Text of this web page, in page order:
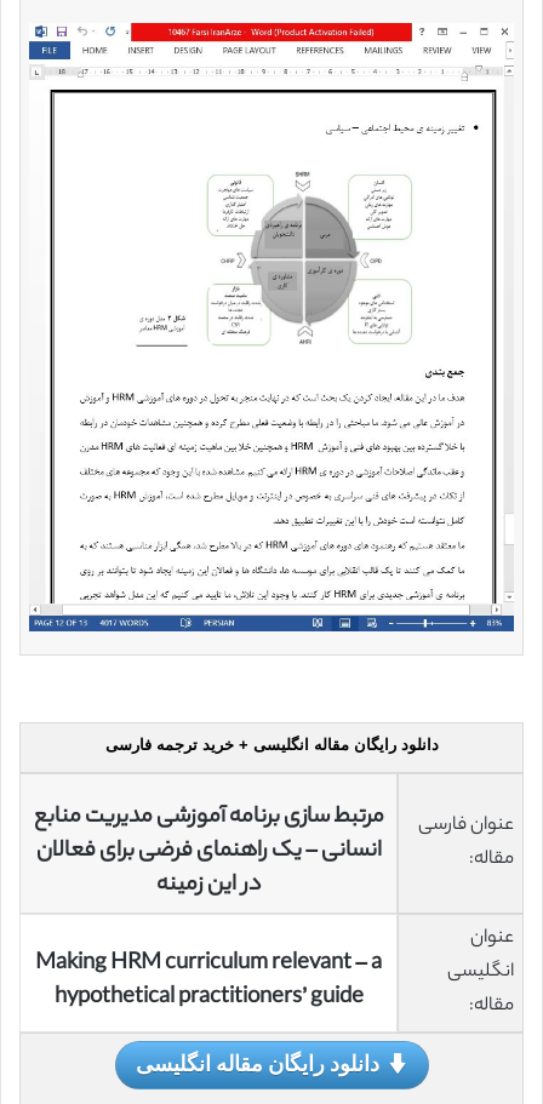
دانلود رایگان مقاله انگلیسی + خرید ترجمه فارسی
عنوان فارسی
مقاله:
مرتبط سازی برنامه آموزشی مدیریت منابع
انسانی – یک راهنمای فرضی برای فعالان
در این زمینه
عنوان
انگلیسی
مقاله:
Making HRM curriculum relevant – a
hypothetical practitioners’ guide
دانلود رایگان مقاله انگلیسی